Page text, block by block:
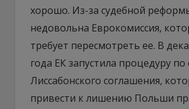
хорошо. Из-за судебной
недовольна Еврокомиссия,
требует пересмотреть ее. В
года ЕК запустила процедуру по
Лиссабонского соглашения,
привести к лишению Польши